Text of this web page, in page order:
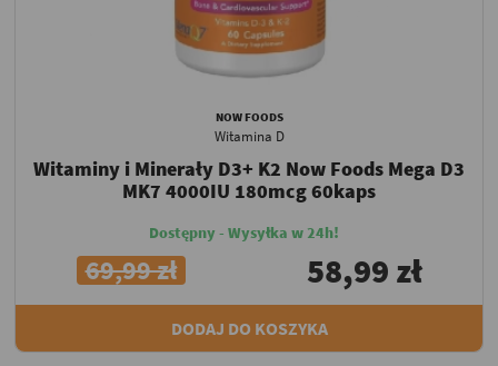
NOW FOODS
Witamina D
Witaminy i Minerały D3+ K2 Now Foods Mega D3
MK7 4000IU 180mcg 60kaps
Dostępny - Wysyłka w 24h!
69,99 zł 58,99 zł
DODAJ DO KOSZYKA